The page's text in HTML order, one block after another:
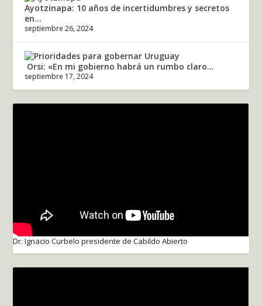
Ayotzinapa: 10 años de incertidumbres y secretos
en...
septiembre 26, 2024
Orsi: «En mi gobierno habrá un rumbo claro...
septiembre 17, 2024
Dr. Ignacio Curbelo presidente de Cabildo Abierto